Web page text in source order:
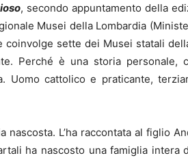
, secondo appuntamento della
Musei della Lombardia
coinvolge sette dei Musei statali
Perché è una storia personale,
Uomo cattolico e praticante,
L’ha raccontata al figlio
ha nascosto una famiglia intera